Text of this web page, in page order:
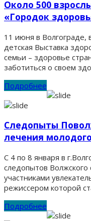
Около 500
«Городок
11 июня в Волгограде,
детская Выставка
семьи – здоровье
заботиться о своем
Подробнее
Следопыты
лечения
С 4 по 8 января в
следопытов
участниками
режиссером которой
Подробнее